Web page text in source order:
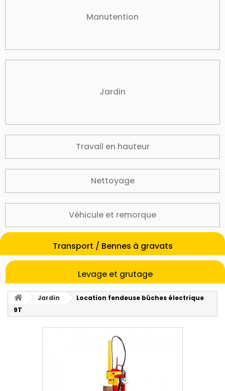
Manutention
Jardin
Travail en hauteur
Nettoyage
Véhicule et remorque
Transport / Bennes à gravats
Levage et grutage
Jardin
Location fendeuse bûches électrique
9T